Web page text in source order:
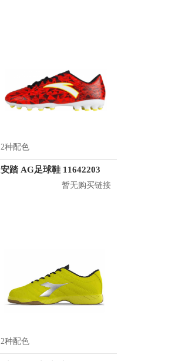
2种配色
安踏 AG足球鞋 11642203
暂无购买链接
2种配色